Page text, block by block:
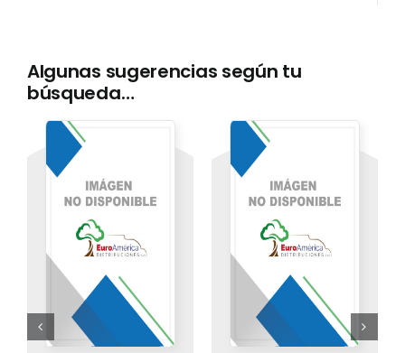
recursos
humanos
cantidad
Algunas sugerencias según tu
búsqueda…